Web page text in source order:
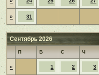
» 31
Сентябрь 2026
П В С Ч
» 1 2 3